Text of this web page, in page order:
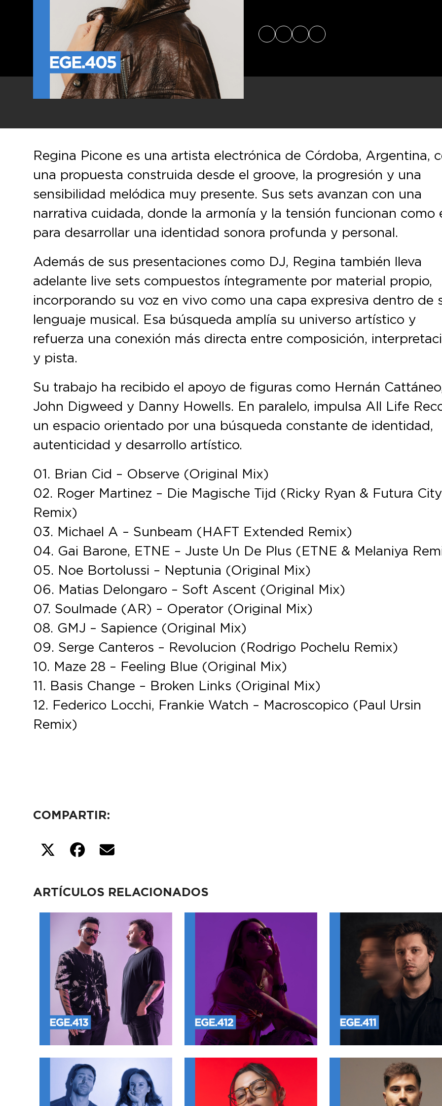
Instagram
WebsiteSoundCloud
Spotify
Regina Picone es una artista electrónica de Córdoba, Argentina,
una propuesta construida desde el groove, la progresión y una
sensibilidad melódica muy presente. Sus sets avanzan con una
narrativa cuidada, donde la armonía y la tensión funcionan como
para desarrollar una identidad sonora profunda y personal.
Además de sus presentaciones como DJ, Regina también lleva
adelante live sets compuestos íntegramente por material propio,
incorporando su voz en vivo como una capa expresiva dentro de
lenguaje musical. Esa búsqueda amplía su universo artístico y
refuerza una conexión más directa entre composición,
y pista.
Su trabajo ha recibido el apoyo de figuras como Hernán
John Digweed y Danny Howells. En paralelo, impulsa All Life
un espacio orientado por una búsqueda constante de identidad,
autenticidad y desarrollo artístico.
01. Brian Cid – Observe (Original Mix)
02. Roger Martinez – Die Magische Tijd (Ricky Ryan & Futura City
Remix)
03. Michael A – Sunbeam (HAFT Extended Remix)
04. Gai Barone, ETNE – Juste Un De Plus (ETNE & Melaniya
05. Noe Bortolussi – Neptunia (Original Mix)
06. Matias Delongaro – Soft Ascent (Original Mix)
07. Soulmade (AR) – Operator (Original Mix)
08. GMJ – Sapience (Original Mix)
09. Serge Canteros – Revolucion (Rodrigo Pochelu Remix)
10. Maze 28 – Feeling Blue (Original Mix)
11. Basis Change – Broken Links (Original Mix)
12. Federico Locchi, Frankie Watch – Macroscopico (Paul Ursin
Remix)
COMPARTIR:
ARTÍCULOS RELACIONADOS